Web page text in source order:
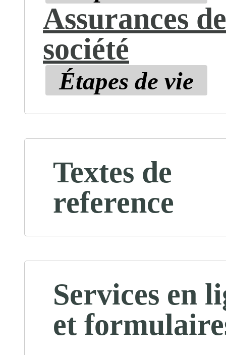
Assurances
société
Étapes de vie
Textes de
reference
Services en
et